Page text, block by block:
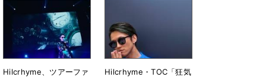
8月17日 18時00分
Hilcrhyme、ツアーファ
Hilcrhyme・TOC「狂気